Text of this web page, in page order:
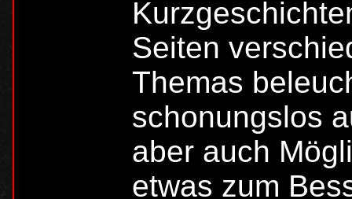
Seiten
Themas
schonungslos
aber auch
etwas zum